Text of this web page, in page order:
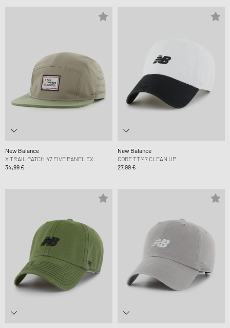
New Balance
X TRAIL PATCH ’47 FIVE PANEL EX
34,99 €
New Balance
CORE TT ’47 CLEAN UP
27,99 €